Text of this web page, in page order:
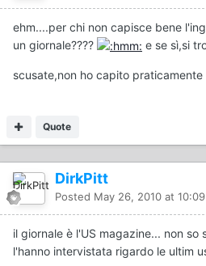
ehm....per chi non capisce bene
un giornale????
e se sì,si
scusate,non ho capito praticamente
Quote
DirkPitt
Posted May 26, 2010 at
il giornale è l'US magazine... non so
l'hanno intervistata rigardo le ultim